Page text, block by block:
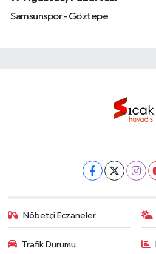
Samsunspor - Göztepe
Nöbetçi Eczaneler
Trafik Durumu